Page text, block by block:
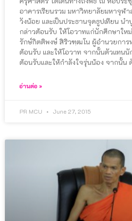
อาคารเรียนรวม มหาวิทยาลัยมหาจุฬ
วังน้อย และเป็นประธานจุดธูปเทียน น
กล่าวต้อนรับ ให้โอวาทแก่นักศึกษาให
รักษ์กิตติพงษ์ สิริวฑฺฒโน ผู้อำนวยการ
ต้อนรับ และให้โอวาท จากนั้นตัวแทน
ต้อนรับและให้กำลังใจรุ่นน้อง จากนั้น
อ่านต่อ »
PR MCU June 27, 2015